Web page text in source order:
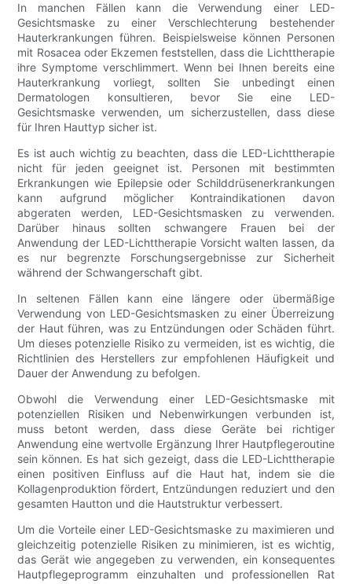
In manchen Fällen kann die Verwendung einer LED-
Gesichtsmaske zu einer Verschlechterung bestehender
Hauterkrankungen führen. Beispielsweise können Personen
mit Rosacea oder Ekzemen feststellen, dass die Lichttherapie
ihre Symptome verschlimmert. Wenn bei Ihnen bereits eine
Hauterkrankung vorliegt, sollten Sie unbedingt einen
Dermatologen konsultieren, bevor Sie eine LED-
Gesichtsmaske verwenden, um sicherzustellen, dass diese
für Ihren Hauttyp sicher ist.
Es ist auch wichtig zu beachten, dass die LED-Lichttherapie
nicht für jeden geeignet ist. Personen mit bestimmten
Erkrankungen wie Epilepsie oder Schilddrüsenerkrankungen
kann aufgrund möglicher Kontraindikationen davon
abgeraten werden, LED-Gesichtsmasken zu verwenden.
Darüber hinaus sollten schwangere Frauen bei der
Anwendung der LED-Lichttherapie Vorsicht walten lassen, da
es nur begrenzte Forschungsergebnisse zur Sicherheit
während der Schwangerschaft gibt.
In seltenen Fällen kann eine längere oder übermäßige
Verwendung von LED-Gesichtsmasken zu einer Überreizung
der Haut führen, was zu Entzündungen oder Schäden führt.
Um dieses potenzielle Risiko zu vermeiden, ist es wichtig, die
Richtlinien des Herstellers zur empfohlenen Häufigkeit und
Dauer der Anwendung zu befolgen.
Obwohl die Verwendung einer LED-Gesichtsmaske mit
potenziellen Risiken und Nebenwirkungen verbunden ist,
muss betont werden, dass diese Geräte bei richtiger
Anwendung eine wertvolle Ergänzung Ihrer Hautpflegeroutine
sein können. Es hat sich gezeigt, dass die LED-Lichttherapie
einen positiven Einfluss auf die Haut hat, indem sie die
Kollagenproduktion fördert, Entzündungen reduziert und den
gesamten Hautton und die Hautstruktur verbessert.
Um die Vorteile einer LED-Gesichtsmaske zu maximieren und
gleichzeitig potenzielle Risiken zu minimieren, ist es wichtig,
das Gerät wie angegeben zu verwenden, ein konsequentes
Hautpflegeprogramm einzuhalten und professionellen Rat